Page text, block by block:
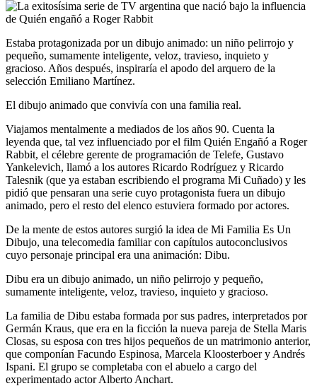
Estaba protagonizada por un dibujo animado: un niño pelirrojo y
pequeño, sumamente inteligente, veloz, travieso, inquieto y
gracioso. Años después, inspiraría el apodo del arquero de la
selección Emiliano Martínez.
El dibujo animado que convivía con una familia real.
Viajamos mentalmente a mediados de los años 90. Cuenta la
leyenda que, tal vez influenciado por el film Quién Engañó a Roger
Rabbit, el célebre gerente de programación de Telefe, Gustavo
Yankelevich, llamó a los autores Ricardo Rodríguez y Ricardo
Talesnik (que ya estaban escribiendo el programa Mi Cuñado) y les
pidió que pensaran una serie cuyo protagonista fuera un dibujo
animado, pero el resto del elenco estuviera formado por actores.
De la mente de estos autores surgió la idea de Mi Familia Es Un
Dibujo, una telecomedia familiar con capítulos autoconclusivos
cuyo personaje principal era una animación: Dibu.
Dibu era un dibujo animado, un niño pelirrojo y pequeño,
sumamente inteligente, veloz, travieso, inquieto y gracioso.
La familia de Dibu estaba formada por sus padres, interpretados por
Germán Kraus, que era en la ficción la nueva pareja de Stella Maris
Closas, su esposa con tres hijos pequeños de un matrimonio anterior,
que componían Facundo Espinosa, Marcela Kloosterboer y Andrés
Ispani. El grupo se completaba con el abuelo a cargo del
experimentado actor Alberto Anchart.